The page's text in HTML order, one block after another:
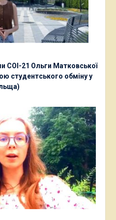
СОІ-21 Ольги Матковської
студентського обміну у